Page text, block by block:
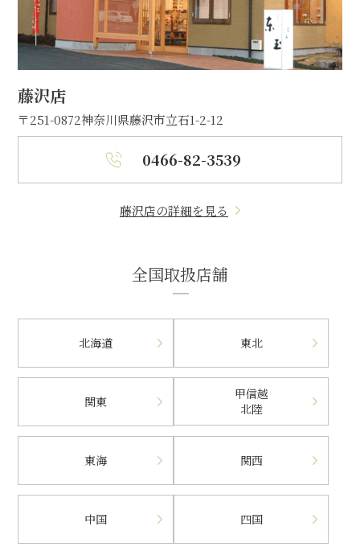
藤沢店
〒251-0872神奈川県藤沢市立石1-2-12
0466-82-3539
藤沢店の詳細を見る
全国取扱店舗
北海道 東北
関東
甲信越
北陸
東海 関西
中国 四国